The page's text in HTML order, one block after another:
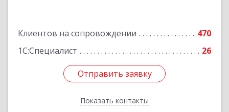
Клиентов на сопровождении
470
1С:Специалист
26
Отправить заявку
Показать контакты
Отправить заявку
Назад